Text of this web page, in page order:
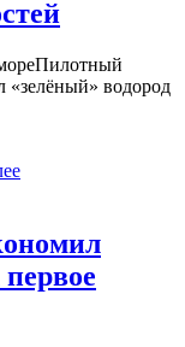
«зелёный» водород